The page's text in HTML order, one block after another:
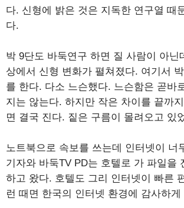
다. 신형에 밝은 것은 지독한 연구열 때
다.
박 9단도 바둑연구 하면 질 사람이 아닌
상에서 신형 변화가 펼쳐졌다. 여기서
를 한다. 다소 느슨했다. 느슨함은 곧바
지는 않는다. 하지만 작은 차이를 끝까
면 결국 진다. 짙은 구름이 몰려오고 있
노트북으로 속보를 쓰는데 인터넷이 너
기자와 바둑TV PD는 호텔로 가 파일을
하고 왔다. 호텔도 그리 인터넷이 빠른
런 때면 한국의 인터넷 환경에 감사하게